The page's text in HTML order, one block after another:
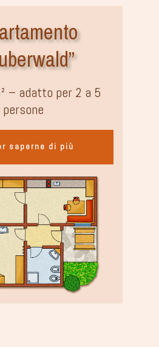
– adatto per 2 a 5
persone
saperne di più